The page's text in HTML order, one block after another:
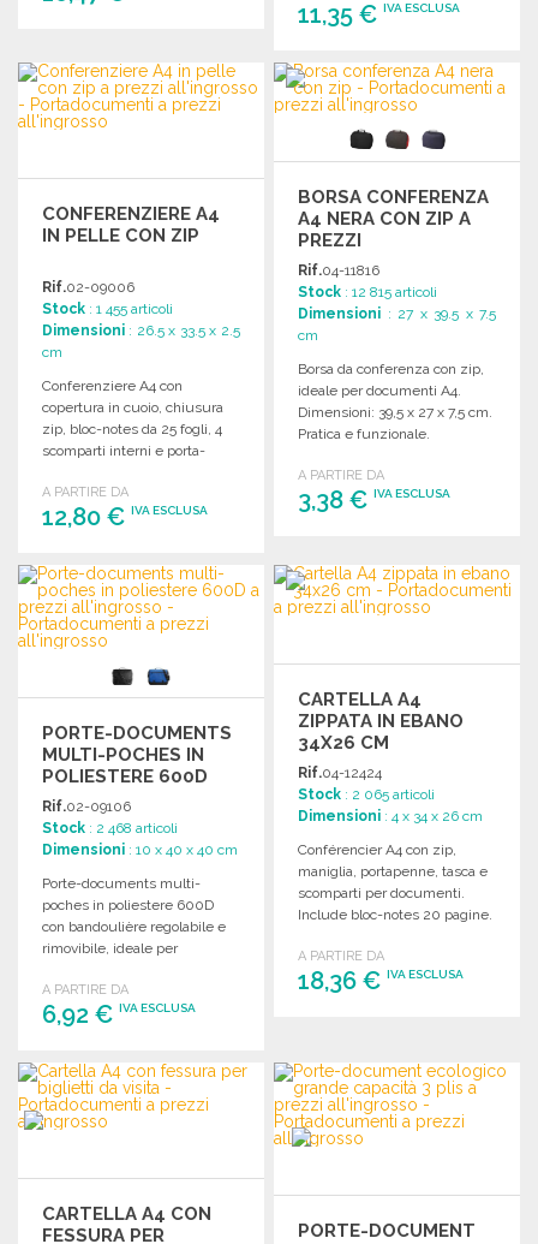
Richiedi un preventivo
11,35 €IVA ESCLUSA
ORDINARE
Richiedi un preventivo
CONFERENZIERE A4
IN PELLE CON ZIP
Rif.02-09006
Stock : 1 455 articoli
Dimensioni : 26.5 x 33.5 x 2.5
cm
Conferenziere A4 con
copertura in cuoio, chiusura
zip, bloc-notes da 25 fogli, 4
scomparti interni e porta-
A PARTIRE DA
12,80 € IVA ESCLUSA
ORDINARE
Richiedi un preventivo
BORSA CONFERENZA
A4 NERA CON ZIP A
PREZZI
ALL'INGROSSO
Rif.04-11816
Stock : 12 815 articoli
Dimensioni : 27 x 39.5 x 7.5
cm
Borsa da conferenza con zip,
ideale per documenti A4.
Dimensioni: 39,5 x 27 x 7,5 cm.
Pratica e funzionale.
A PARTIRE DA
3,38 €IVA ESCLUSA
Richiedi un preventivo
PORTE-DOCUMENTS
MULTI-POCHES IN
POLIESTERE 600D
Rif.02-09106
Stock : 2 468 articoli
Dimensioni : 10 x 40 x 40 cm
Porte-documents multi-
poches in poliestere 600D
con bandoulière regolabile e
rimovibile, ideale per
accessori.
A PARTIRE DA
6,92 € IVA ESCLUSA
ORDINARE
Richiedi un preventivo
CARTELLA A4
ZIPPATA IN EBANO
34X26 CM
Rif.04-12424
Stock : 2 065 articoli
Dimensioni : 4 x 34 x 26 cm
Conférencier A4 con zip,
maniglia, portapenne, tasca e
scomparti per documenti.
Include bloc-notes 20 pagine.
A PARTIRE DA
18,36 €IVA ESCLUSA
Richiedi un preventivo
CARTELLA A4 CON
FESSURA PER
PORTE-DOCUMENT